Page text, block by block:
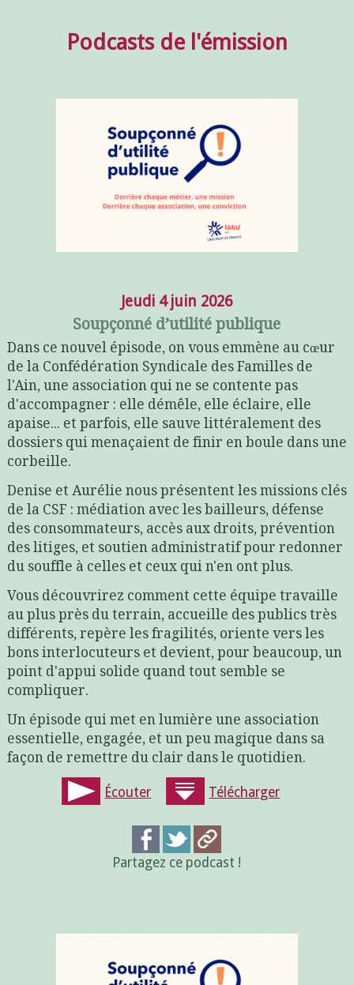
Podcasts de l'émission
Jeudi 4 juin 2026
Soupçonné d’utilité publique
Dans ce nouvel épisode, on vous emmène au cœur
de la Confédération Syndicale des Familles de
l'Ain, une association qui ne se contente pas
d'accompagner : elle démêle, elle éclaire, elle
apaise... et parfois, elle sauve littéralement des
dossiers qui menaçaient de finir en boule dans une
corbeille.
Denise et Aurélie nous présentent les missions clés
de la CSF : médiation avec les bailleurs, défense
des consommateurs, accès aux droits, prévention
des litiges, et soutien administratif pour redonner
du souffle à celles et ceux qui n'en ont plus.
Vous découvrirez comment cette équipe travaille
au plus près du terrain, accueille des publics très
différents, repère les fragilités, oriente vers les
bons interlocuteurs et devient, pour beaucoup, un
point d'appui solide quand tout semble se
compliquer.
Un épisode qui met en lumière une association
essentielle, engagée, et un peu magique dans sa
façon de remettre du clair dans le quotidien.
Écouter Télécharger
Partagez ce podcast !